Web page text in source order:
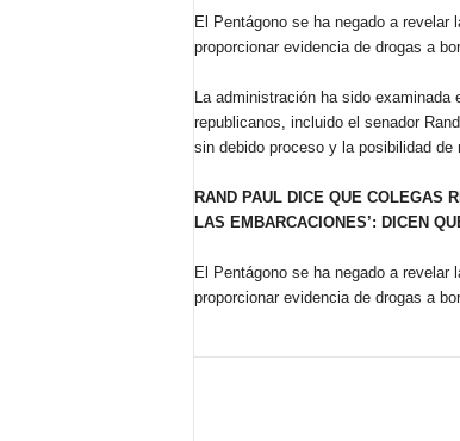
El Pentágono se ha negado a
proporcionar evidencia de drogas a
La administración ha sido
republicanos, incluido el senador
sin debido proceso y la posibilidad de
RAND PAUL DICE QUE COLEGAS
LAS EMBARCACIONES’: DICEN
El Pentágono se ha negado a
proporcionar evidencia de drogas a